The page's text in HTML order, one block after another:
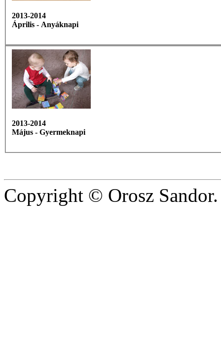
2013-2014
Április - Anyáknapi
2013-2014
Május - Gyermeknapi
Copyright © Orosz